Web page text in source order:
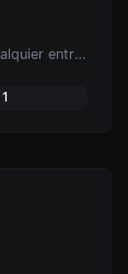
Convierta texto a hexadecimal y al revés para cualquier entrada de cadena.
1